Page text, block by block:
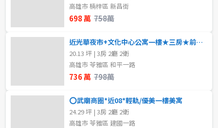
高雄市 楠梓區 新昌街
698 萬 758萬
近光華夜市+文化中心公寓一樓★三房★前後大陽台
20.13 坪 | 3房 2廳 2衛
高雄市 苓雅區 和平一路
736 萬 798萬
⭕武廟商圈*近08*輕軌/優美一樓美寓
24.29 坪 | 3房 2廳 2衛
高雄市 苓雅區 建國一路